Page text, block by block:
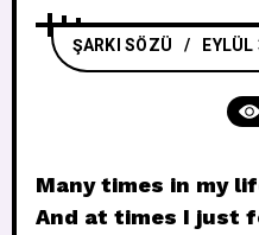
ŞARKI SÖZÜ
Many times in my
And at times I just